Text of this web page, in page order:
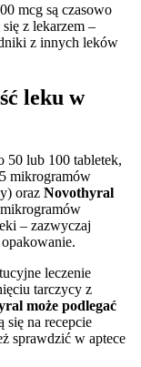
mcg są czasowo
z lekarzem –
z innych leków
leku w
50 lub 100 tabletek,
mikrogramów
oraz Novothyral
– zazwyczaj
leczenie
tarczycy z
może podlegać
się na recepcie
sprawdzić w aptece